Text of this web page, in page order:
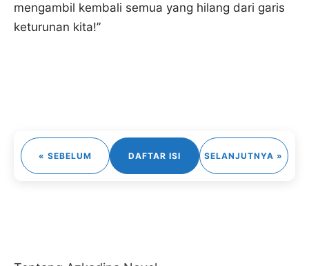
mengambil kembali semua yang hilang dari garis
keturunan kita!”
« SEBELUM DAFTAR ISI SELANJUTNYA »